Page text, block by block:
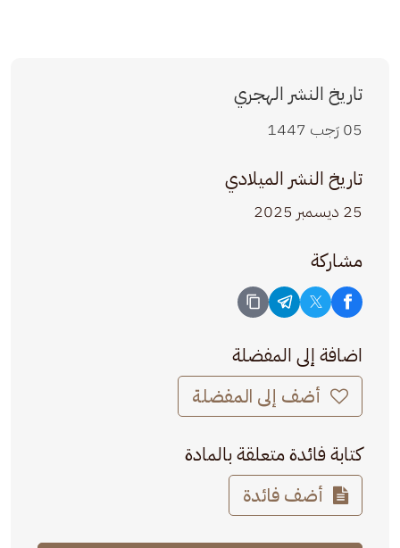
تاريخ النشر الهجري
05 رَجب 1447
تاريخ النشر الميلادي
25 ديسمبر 2025
مشاركة
اضافة إلى المفضلة
أضف إلى المفضلة
كتابة فائدة متعلقة بالمادة
أضف فائدة